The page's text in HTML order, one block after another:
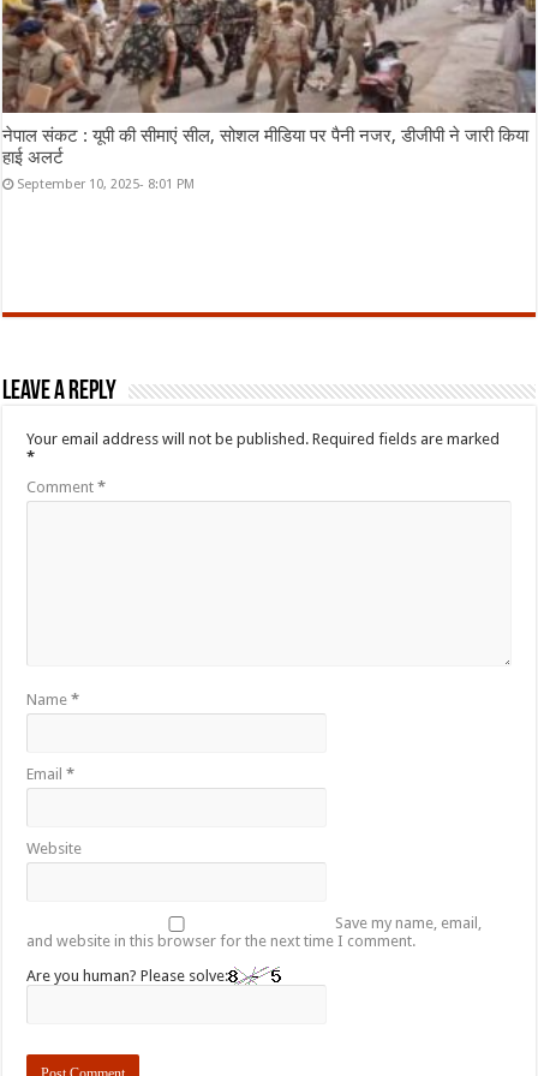
नेपाल संकट : यूपी की सीमाएं सील, सोशल मीडिया पर पैनी नजर, डीजीपी ने जारी किया
हाई अलर्ट
September 10, 2025- 8:01 PM
Leave a Reply
Your email address will not be published. Required fields are marked
*
Comment*
Name*
Email*
Website
Save my name, email,
and website in this browser for the next time I comment.
Are you human? Please solve: